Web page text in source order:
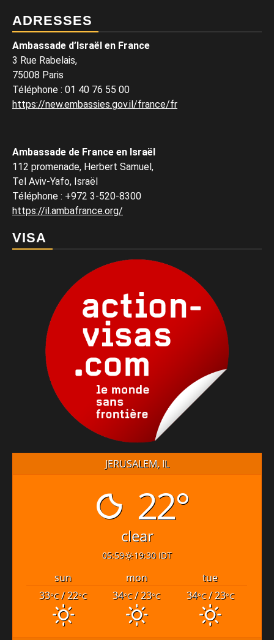
ADRESSES
Ambassade d’Israël en France
3 Rue Rabelais,
75008 Paris
Téléphone : 01 40 76 55 00
https://new.embassies.gov.il/france/fr
Ambassade de France en Israël
112 promenade, Herbert Samuel,
Tel Aviv-Yafo, Israël
Téléphone : +972 3-520-8300
https://il.ambafrance.org/
VISA
JERUSALEM, IL
22°
clear
05:59 19:30 IDT
sun mon
tue
33°C/ 22°C 34°C/ 23°C 34°C/ 23°C